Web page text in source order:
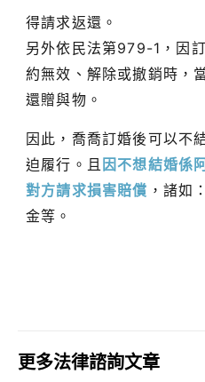
得請求返還。
另外依民法第979-1，因
約無效、解除或撤銷時，
還贈與物。
因此，喬喬訂婚後可以不
迫履行。且 因不想結婚係
對方請求損害賠償 ，諸如
金等。
更多法律諮詢文章